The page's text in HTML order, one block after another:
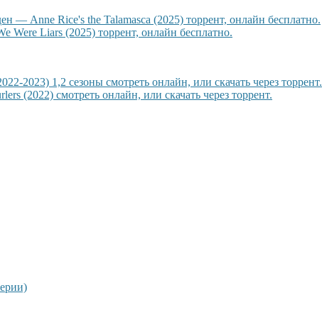
— Anne Rice's the Talamasca (2025) торрент, онлайн бесплатно.
Liars (2025) торрент, онлайн бесплатно.
2023) 1,2 сезоны смотреть онлайн, или скачать через торрент.
(2022) смотреть онлайн, или скачать через торрент.